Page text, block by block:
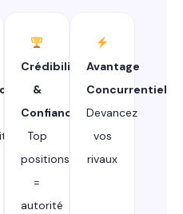
Crédibilité
&
Confiance
Top
positions
=
autorité
Avantage
Concurrentiel
Devancez
vos
rivaux